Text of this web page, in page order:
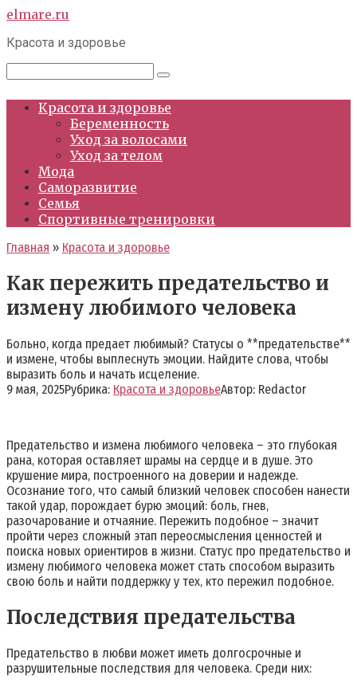
Перейти
контенту
elmare.ru
Красота и здоровье
Красота и здоровье
Беременность
Уход за волосами
Уход за телом
Мода
Саморазвитие
Семья
Спортивные тренировки
Главная » Красота и здоровье
Как пережить предательство и
измену любимого человека
Больно, когда предает любимый? Статусы о **предательстве**
и измене, чтобы выплеснуть эмоции. Найдите слова, чтобы
выразить боль и начать исцеление.
9 мая, 2025Рубрика: Красота и здоровьеАвтор: Redactor
Предательство и измена любимого человека – это глубокая
рана‚ которая оставляет шрамы на сердце и в душе. Это
крушение мира‚ построенного на доверии и надежде.
Осознание того‚ что самый близкий человек способен нанести
такой удар‚ порождает бурю эмоций: боль‚ гнев‚
разочарование и отчаяние. Пережить подобное – значит
пройти через сложный этап переосмысления ценностей и
поиска новых ориентиров в жизни. Статус про предательство и
измену любимого человека может стать способом выразить
свою боль и найти поддержку у тех‚ кто пережил подобное.
Последствия предательства
Предательство в любви может иметь долгосрочные и
разрушительные последствия для человека. Среди них: